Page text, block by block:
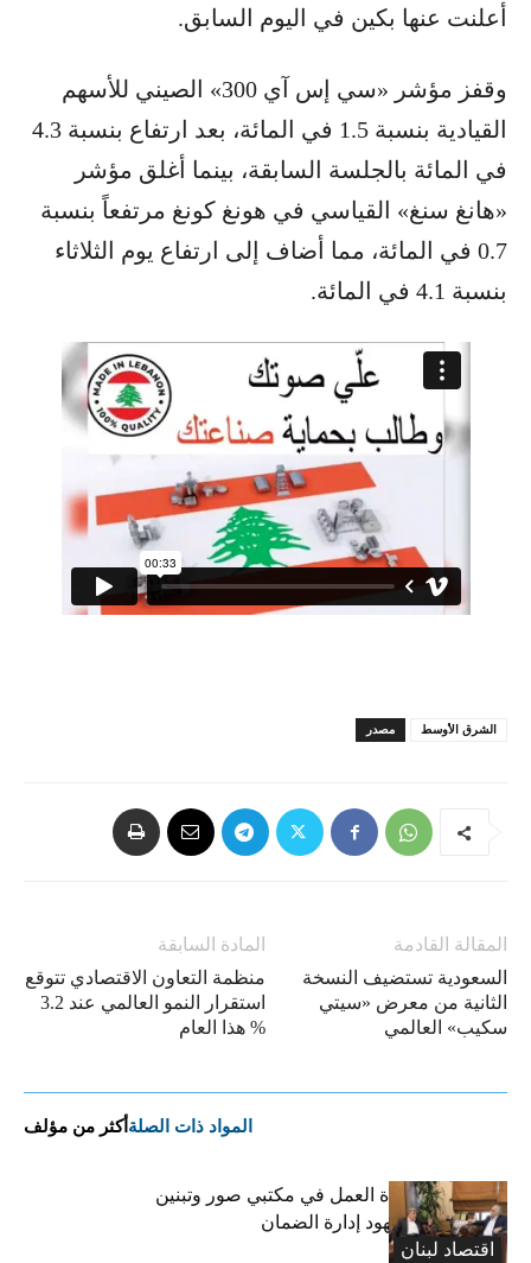
أعلنت عنها بكين في اليوم السابق.
وقفز مؤشر «سي إس آي 300» الصيني للأسهم
القيادية بنسبة 1.5 في المائة، بعد ارتفاع بنسبة 4.3
في المائة بالجلسة السابقة، بينما أغلق مؤشر
«هانغ سنغ» القياسي في هونغ كونغ مرتفعاً بنسبة
0.7 في المائة، مما أضاف إلى ارتفاع يوم الثلاثاء
بنسبة 4.1 في المائة.
مصدر الشرق الأوسط
المادة السابقة
منظمة التعاون الاقتصادي تتوقع
استقرار النمو العالمي عند 3.2
% هذا العام
المقالة القادمة
السعودية تستضيف النسخة
الثانية من معرض «سيتي
سكيب» العالمي
المواد ذات الصلة أكثر من مؤلف
اقتصاد لبنان
كركي يعلن عودة العمل في مكتبي صور وتبنين
وطليس ينوّه بجهود إدارة الضمان